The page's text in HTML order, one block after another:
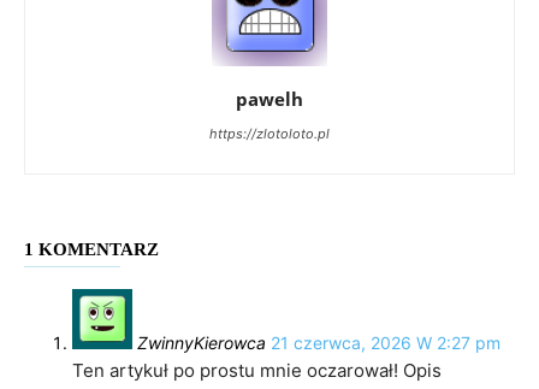
pawelh
https://zlotoloto.pl
1 KOMENTARZ
ZwinnyKierowca 21 czerwca, 2026 W 2:27 pm
Ten artykuł po prostu mnie oczarował! Opis